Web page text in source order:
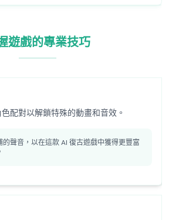
遊戲的專業技巧
配對以解鎖特殊的動畫和音效。
的聲音，以在這款 AI 復古遊戲中獲得更豐富